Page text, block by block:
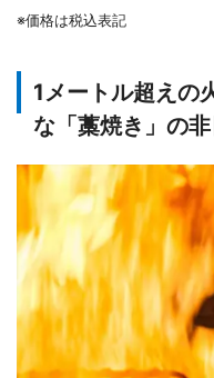
※価格は税込表記
1メートル超えの
な「藁焼き」の